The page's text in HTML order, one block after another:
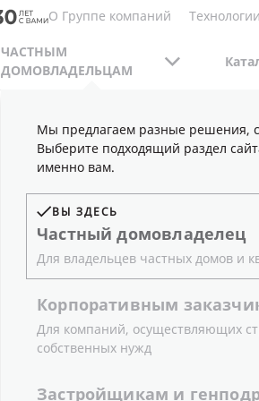
О Группе компаний
ЧАСТНЫМ
ДОМОВЛАДЕЛЬЦАМ
Мы предлагаем разные решения,
Выберите подходящий раздел
именно вам.
ВЫ ЗДЕСЬ
Частный домовладелец
Для владельцев частных домов и
Корпоративным
Для компаний, осуществляющих
собственных нужд
Застройщикам и
ЧАСТНЫМ ДОМОВЛАДЕЛЬЦАМ
ЕЩЕ ЭСТЕТИЧНЕЙ И НАДЕЖНЕЙ:
ЕЩЕ